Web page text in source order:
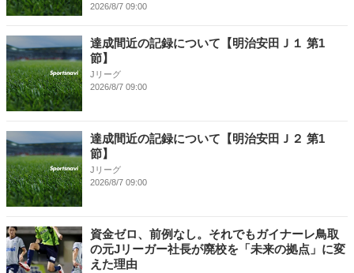
2026/8/7 09:00
達成間近の記録について【明治安田Ｊ１ 第1
節】
Jリーグ
2026/8/7 09:00
達成間近の記録について【明治安田Ｊ２ 第1
節】
Jリーグ
2026/8/7 09:00
資金ゼロ、前例なし。それでもガイナーレ鳥取
の元Jリーガー社長が廃校を「未来の拠点」に変
えた理由